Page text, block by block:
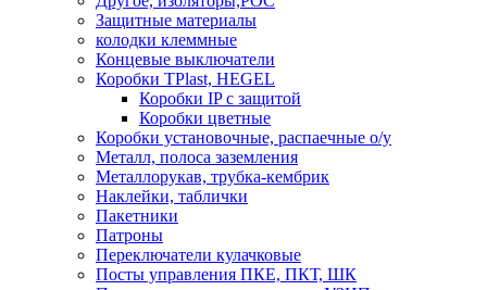
Защитные материалы
колодки клеммные
Концевые выключатели
Коробки TPlast, HEGEL
Коробки IP с защитой
Коробки цветные
Коробки установочные, распаечные о/у
Металл, полоса заземления
Металлорукав, трубка-кембрик
Наклейки, таблички
Пакетники
Патроны
Переключатели кулачковые
Посты управления ПКЕ, ПКТ, ШК